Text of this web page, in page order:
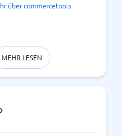
über commercetools
MEHR LESEN